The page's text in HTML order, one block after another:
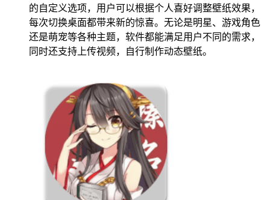
的自定义选项，用户可以根据个人喜好调整壁纸效果，
每次切换桌面都带来新的惊喜。无论是明星、游戏角色
还是萌宠等各种主题，软件都能满足用户不同的需求，
同时还支持上传视频，自行制作动态壁纸。